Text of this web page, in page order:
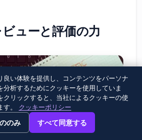
in English? ×
ューと評価の力
良い体験を提供し、コンテンツをパーソナ
分析するためにクッキーを使用していま
クリックすると、当社によるクッキーの使
す。 クッキーポリシー
のみ すべて同意する